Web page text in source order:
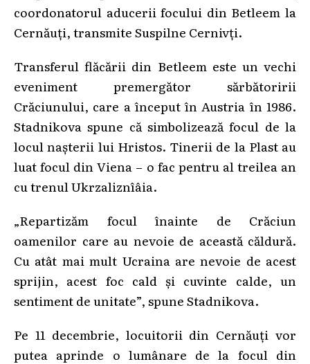
coordonatorul aducerii focului din Betleem la
Cernăuți, transmite Suspilne Cernivți.
Transferul flăcării din Betleem este un vechi
eveniment premergător sărbătoririi
Crăciunului, care a început în Austria în 1986.
Stadnikova spune că simbolizează focul de la
locul nașterii lui Hristos. Tinerii de la Plast au
luat focul din Viena – o fac pentru al treilea an
cu trenul Ukrzaliznîâia.
„Repartizăm focul înainte de Crăciun
oamenilor care au nevoie de această căldură.
Cu atât mai mult Ucraina are nevoie de acest
sprijin, acest foc cald și cuvinte calde, un
sentiment de unitate”, spune Stadnikova.
Pe 11 decembrie, locuitorii din Cernăuți vor
putea aprinde o lumânare de la focul din